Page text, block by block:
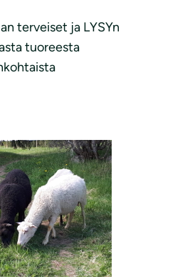
terveiset ja LYSYn
tuoreesta